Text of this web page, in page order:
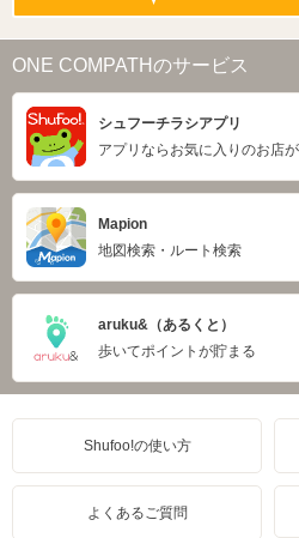
ONE COMPATHのサービス
シュフーチラシアプリ
アプリならお気に入りのお店
Mapion
地図検索・ルート検索
aruku&（あるくと）
歩いてポイントが貯まる
Shufoo!の使い方
よくあるご質問